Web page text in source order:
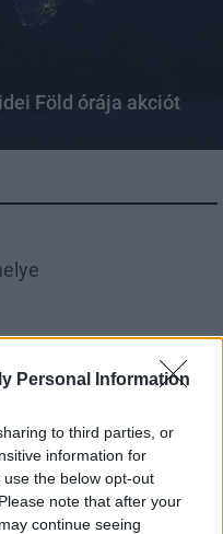
Personal Information
to third parties, or
information for
the below opt-out
note that after your
continue seeing
Föld órája akciót